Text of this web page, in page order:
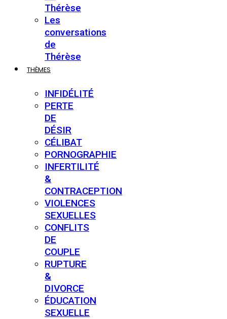
Thérèse
Les
conversations
de
Thérèse
THÈMES
INFIDÉLITÉ
PERTE
DE
DÉSIR
CÉLIBAT
PORNOGRAPHIE
INFERTILITÉ
&
CONTRACEPTION
VIOLENCES
SEXUELLES
CONFLITS
DE
COUPLE
RUPTURE
&
DIVORCE
ÉDUCATION
SEXUELLE